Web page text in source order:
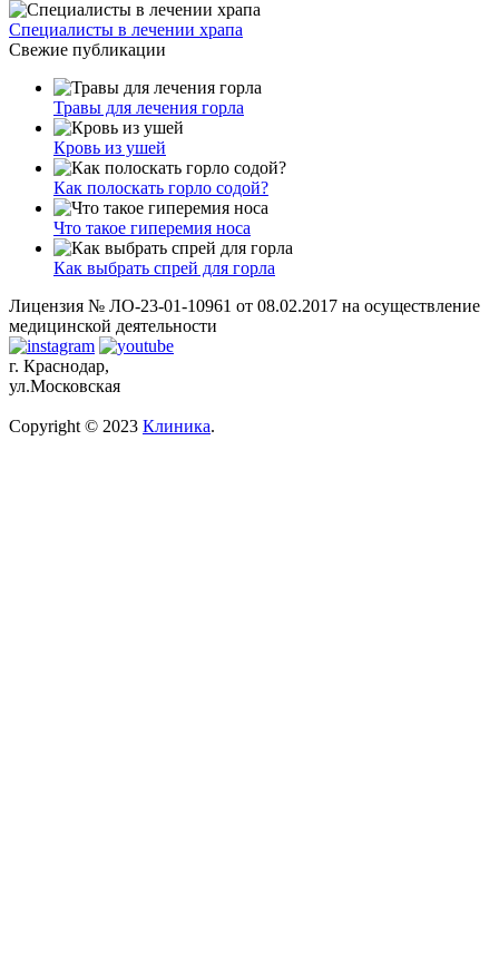
Специалисты в лечении храпа
Свежие публикации
Травы для лечения горла
Кровь из ушей
Как полоскать горло содой?
Что такое гиперемия носа
Как выбрать спрей для горла
Лицензия № ЛО-23-01-10961 от 08.02.2017 на осуществление
медицинской деятельности
г. Краснодар,
ул.Московская
Copyright © 2023 Клиника.